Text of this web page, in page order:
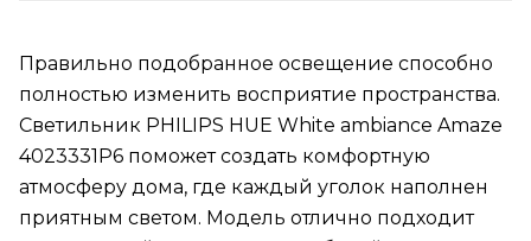
Правильно подобранное освещение способно
полностью изменить восприятие пространства.
Светильник PHILIPS HUE White ambiance Amaze
4023331P6 поможет создать комфортную
атмосферу дома, где каждый уголок наполнен
приятным светом. Модель отлично подходит